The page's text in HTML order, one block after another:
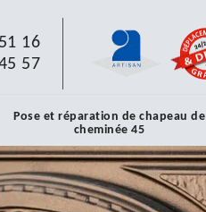
16
57
Pose et réparation de chapeau de
cheminée 45